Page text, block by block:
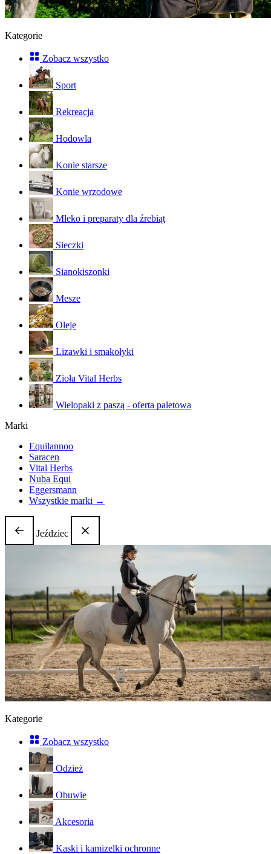
Kategorie
Zobacz wszystko
Sport
Rekreacja
Hodowla
Konie starsze
Konie wrzodowe
Mleko i preparaty dla źrebiąt
Sieczki
Sianokiszonki
Mesze
Oleje
Lizawki i smakołyki
Zioła Vital Herbs
Wielopaki z paszą - oferta paletowa
Marki
Equilannoo
Saracen
Vital Herbs
Nuba Equi
Eggersmann
Wszystkie marki →
Jeździec
Kategorie
Zobacz wszystko
Odzież
Obuwie
Akcesoria
Kaski i kamizelki ochronne